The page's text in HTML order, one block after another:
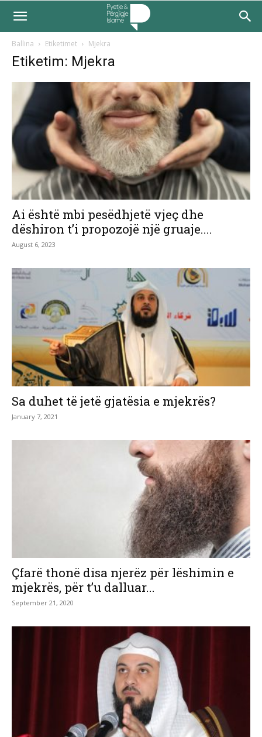
Ballina Etiketimet Mjekra
Etiketim: Mjekra
Ai është mbi pesëdhjetë vjeç dhe
dëshiron t’i propozojë një gruaje....
August 6, 2023
Sa duhet të jetë gjatësia e mjekrës?
January 7, 2021
Çfarë thonë disa njerëz për lëshimin e
mjekrës, për t’u dalluar...
September 21, 2020